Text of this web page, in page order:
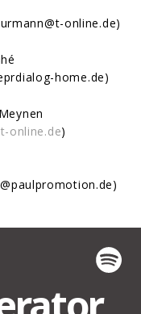
online.de)
home.de)
online.de)